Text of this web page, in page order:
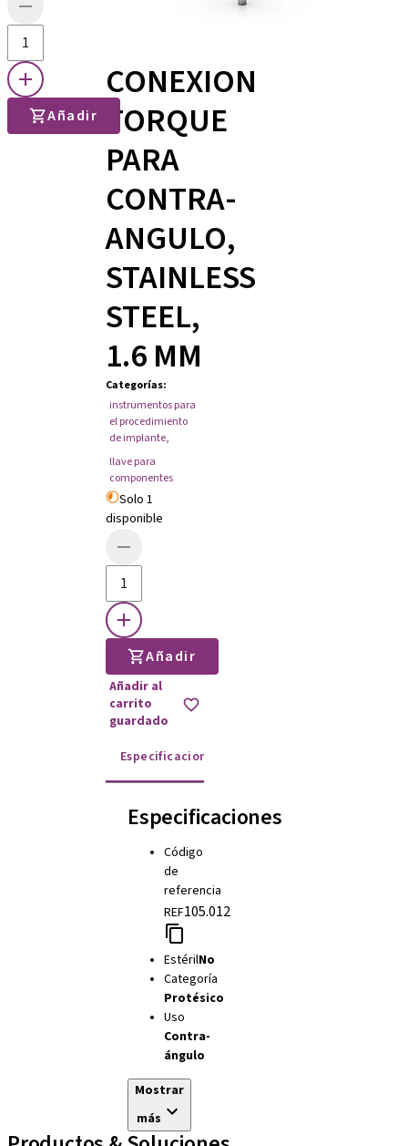
Añadir
CONEXION
TORQUE
PARA
CONTRA-
ANGULO,
STAINLESS
STEEL,
1.6 MM
Categorías:
instrumentos para
el procedimiento
de implante,
llave para
componentes
Solo 1
disponible
Añadir
Añadir al
carrito
guardado
Especificaciones
Especificaciones
Código
de
referencia
REF105.012
EstérilNo
Categoría
Protésico
Uso
Contra-
ángulo
Mostrar
más